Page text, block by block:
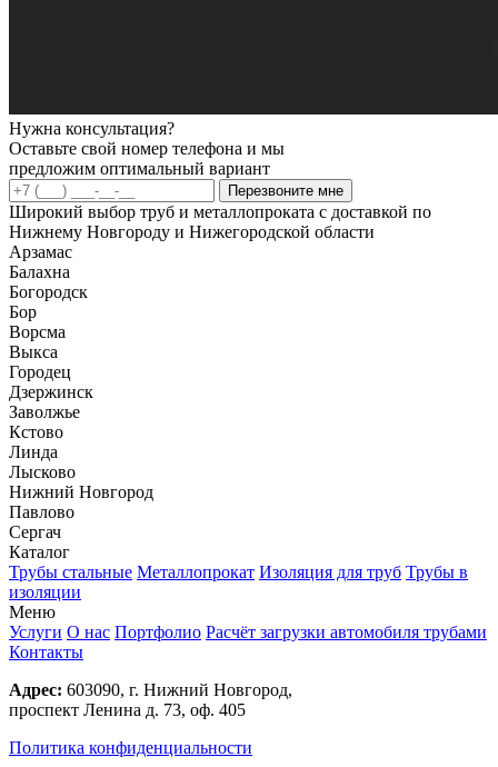
Нужна консультация?
Оставьте свой номер телефона и мы
предложим оптимальный вариант
Перезвоните мне
Широкий выбор труб и металлопроката с доставкой по
Нижнему Новгороду и Нижегородской области
Арзамас
Балахна
Богородск
Бор
Ворсма
Выкса
Городец
Дзержинск
Заволжье
Кстово
Линда
Лысково
Нижний Новгород
Павлово
Сергач
Каталог
Трубы стальные Металлопрокат Изоляция для труб Трубы в
изоляции
Меню
Услуги О нас Портфолио Расчёт загрузки автомобиля трубами
Контакты
Адрес: 603090, г. Нижний Новгород,
проспект Ленина д. 73, оф. 405
Политика конфиденциальности